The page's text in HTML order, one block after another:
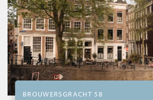
BROUWERSGRACHT 58